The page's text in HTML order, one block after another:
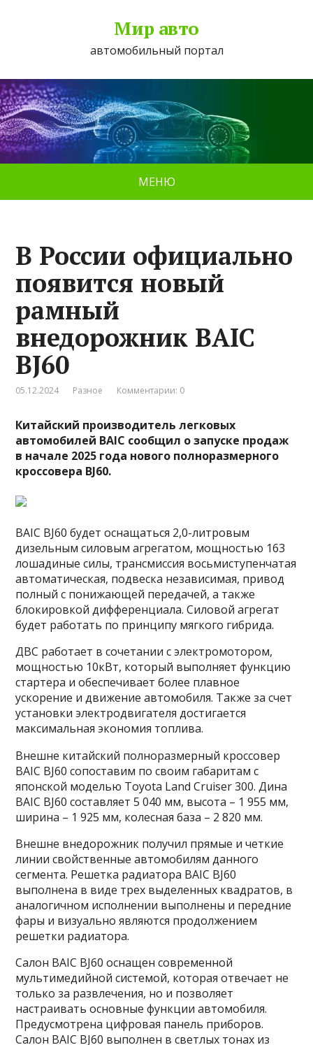
Мир авто
автомобильный портал
МЕНЮ
В России официально
появится новый
рамный
внедорожник BAIC
BJ60
05.12.2024 Разное Комментарии: 0
Китайский производитель легковых
автомобилей BAIC сообщил о запуске продаж
в начале 2025 года нового полноразмерного
кроссовера BJ60.
BAIC BJ60 будет оснащаться 2,0-литровым
дизельным силовым агрегатом, мощностью 163
лошадиные силы, трансмиссия восьмиступенчатая
автоматическая, подвеска независимая, привод
полный с понижающей передачей, а также
блокировкой дифференциала. Силовой агрегат
будет работать по принципу мягкого гибрида.
ДВС работает в сочетании с электромотором,
мощностью 10кВт, который выполняет функцию
стартера и обеспечивает более плавное
ускорение и движение автомобиля. Также за счет
установки электродвигателя достигается
максимальная экономия топлива.
Внешне китайский полноразмерный кроссовер
BAIC BJ60 сопоставим по своим габаритам с
японской моделью Toyota Land Cruiser 300. Дина
BAIC BJ60 составляет 5 040 мм, высота – 1 955 мм,
ширина – 1 925 мм, колесная база – 2 820 мм.
Внешне внедорожник получил прямые и четкие
линии свойственные автомобилям данного
сегмента. Решетка радиатора BAIC BJ60
выполнена в виде трех выделенных квадратов, в
аналогичном исполнении выполнены и передние
фары и визуально являются продолжением
решетки радиатора.
Салон BAIC BJ60 оснащен современной
мультимедийной системой, которая отвечает не
только за развлечения, но и позволяет
настраивать основные функции автомобиля.
Предусмотрена цифровая панель приборов.
Салон BAIC BJ60 выполнен в светлых тонах из